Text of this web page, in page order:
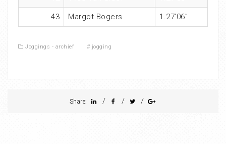
43 Margot Bogers 1.27’06”
Joggings - archief # jogging
Share: / / /